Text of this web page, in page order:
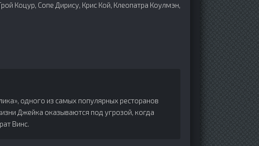
Коцур, Сопе Дирису, Крис Кой, Клеопатра Коулмэн,
одного из самых популярных ресторанов
Джейка оказываются под угрозой, когда
Винс.